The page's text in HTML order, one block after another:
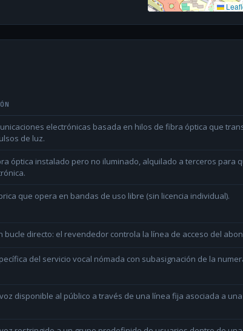
electrónicas basada en hilos de fibra óptica que
de luz.
óptica instalado pero no iluminado, alquilado a terceros para
que opera en bandas de uso libre (sin licencia individual).
bucle directo: el revendedor controla la línea de acceso del
del servicio vocal nómada con subasignación de la
disponible al público a través de una línea fija asociada a